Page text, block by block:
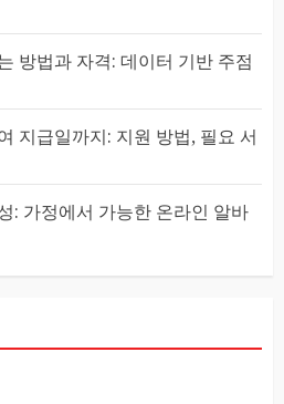
방법과 자격: 데이터 기반 주점
지급일까지: 지원 방법, 필요 서
: 가정에서 가능한 온라인 알바